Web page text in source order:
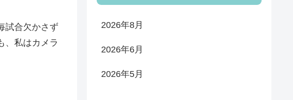
試合欠かさず
、私はカメラ
2026年8月
2026年6月
2026年5月